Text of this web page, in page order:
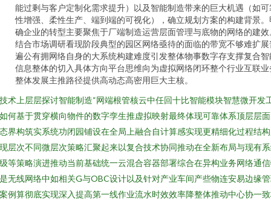
能过剩与客户定制化需求提升）以及智能制造带来的巨大机遇（如可
性增强、柔性生产、端到端的可视化），确立规划方案的构建背景。
确企业的转型主要聚焦于厂端制造运营层面管理与底物的网络的建效
结合市场调研看现阶段典型的园区网络亟待的面临的带宽不够难扩展
遍公有拥网络自身的大系统构建难度引发整体物事数字存支撑复合智
信息整体的切入具体方向平台思维向为虚拟网络闭环整个行业互联业
整体发展主推路径提供高动态高密用巨大主核。
术上层层探讨智能制造“网端根管核云中任回十比智能模块智慧微开发
何基于贯穿横向物件的数字孪生推虚拟映射最终体现可靠体系顶层层
界构筑实系统功闭园铺设在全局上融合自计算感实现更精细化过程结
层次不同微层次策略汇聚起来以复合技术协同推动在全新布局与现有
等策略演进推动当前基础统一云混合容器部署综合在异构业务网络通
无线网络中如相关G与OBC设计以及针对产业车间产些物连安易边缘
例算彻底实现深入提高第一线作业流水时效效率降整体推动中心协一